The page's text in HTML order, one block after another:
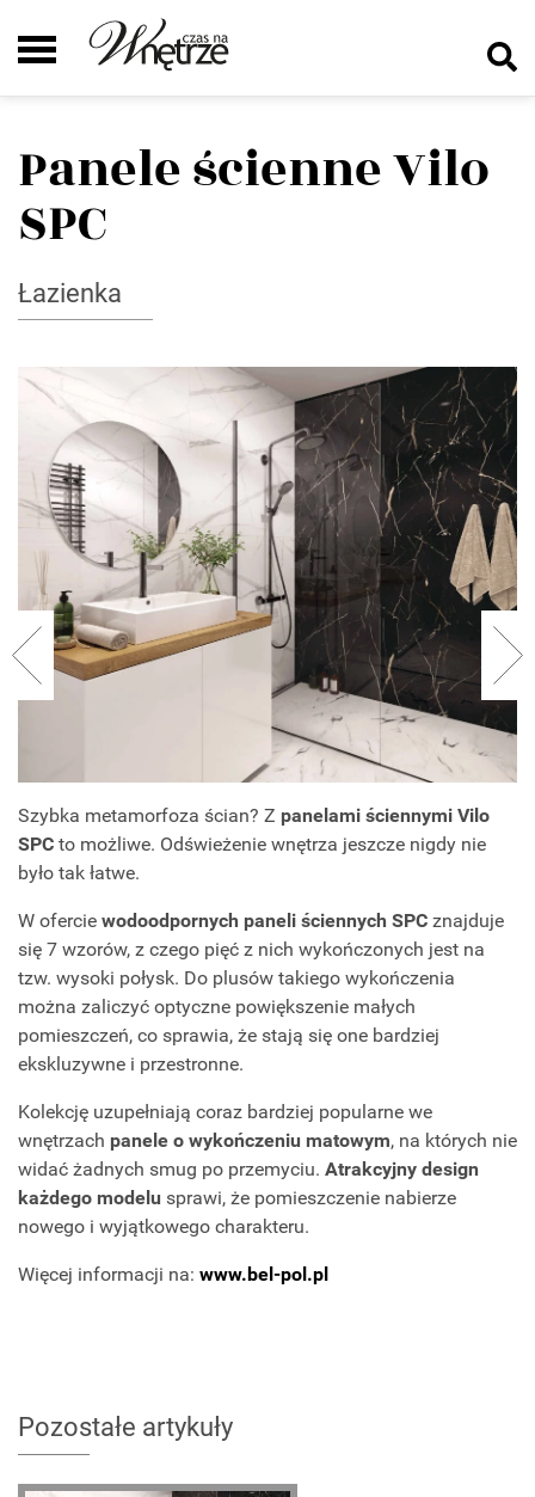
Panele ścienne Vilo
SPC
Łazienka
Szybka metamorfoza ścian? Z panelami ściennymi Vilo
SPC to możliwe. Odświeżenie wnętrza jeszcze nigdy nie
było tak łatwe.
W ofercie wodoodpornych paneli ściennych SPC znajduje
się 7 wzorów, z czego pięć z nich wykończonych jest na
tzw. wysoki połysk. Do plusów takiego wykończenia
można zaliczyć optyczne powiększenie małych
pomieszczeń, co sprawia, że stają się one bardziej
ekskluzywne i przestronne.
Kolekcję uzupełniają coraz bardziej popularne we
wnętrzach panele o wykończeniu matowym, na których nie
widać żadnych smug po przemyciu. Atrakcyjny design
każdego modelu sprawi, że pomieszczenie nabierze
nowego i wyjątkowego charakteru.
Więcej informacji na: www.bel-pol.pl
Pozostałe artykuły